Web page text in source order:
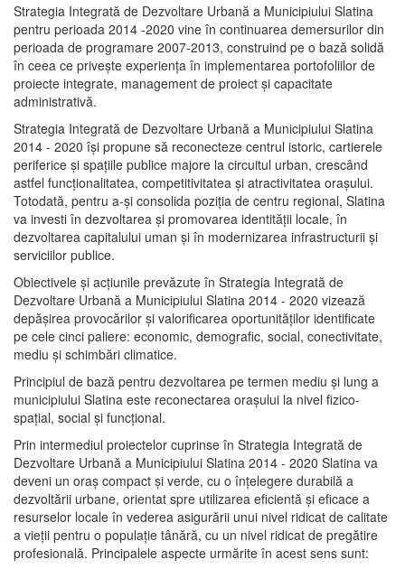
Strategia Integrată de Dezvoltare Urbană a Municipiului Slatina
pentru perioada 2014 -2020 vine în continuarea demersurilor din
perioada de programare 2007-2013, construind pe o bază solidă
în ceea ce priveşte experienţa în implementarea portofoliilor de
proiecte integrate, management de proiect și capacitate
administrativă.
Strategia Integrată de Dezvoltare Urbană a Municipiului Slatina
2014 - 2020 își propune să reconecteze centrul istoric, cartierele
periferice şi spaţiile publice majore la circuitul urban, crescând
astfel funcţionalitatea, competitivitatea şi atractivitatea oraşului.
Totodată, pentru a-şi consolida poziţia de centru regional, Slatina
va investi în dezvoltarea şi promovarea identităţii locale, în
dezvoltarea capitalului uman şi în modernizarea infrastructurii şi
serviciilor publice.
Obiectivele şi acţiunile prevăzute în Strategia Integrată de
Dezvoltare Urbană a Municipiului Slatina 2014 - 2020 vizează
depășirea provocărilor şi valorificarea oportunităţilor identificate
pe cele cinci paliere: economic, demografic, social, conectivitate,
mediu şi schimbări climatice.
Principiul de bază pentru dezvoltarea pe termen mediu şi lung a
municipiului Slatina este reconectarea oraşului la nivel fizico-
spaţial, social şi funcţional.
Prin intermediul proiectelor cuprinse în Strategia Integrată de
Dezvoltare Urbană a Municipiului Slatina 2014 - 2020 Slatina va
deveni un oraş compact şi verde, cu o înţelegere durabilă a
dezvoltării urbane, orientat spre utilizarea eficientă şi eficace a
resurselor locale în vederea asigurării unui nivel ridicat de calitate
a vieţii pentru o populaţie tânără, cu un nivel ridicat de pregătire
profesională. Principalele aspecte urmărite în acest sens sunt: